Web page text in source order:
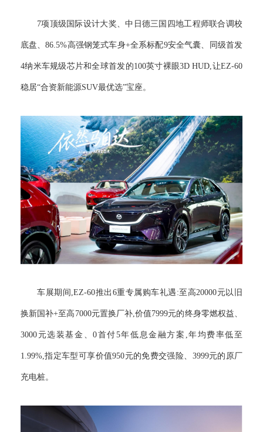
7项顶级国际设计大奖、中日德三国四地工程师联合调校
底盘、86.5%高强钢笼式车身+全系标配9安全气囊、同级首发
4纳米车规级芯片和全球首发的100英寸裸眼3D HUD,让EZ-60
稳居“合资新能源SUV最优选”宝座。
车展期间,EZ-60推出6重专属购车礼遇:至高20000元以旧
换新国补+至高7000元置换厂补,价值7999元的终身零燃权益、
3000元选装基金、0首付5年低息金融方案,年均费率低至
1.99%,指定车型可享价值950元的免费交强险、3999元的原厂
充电桩。